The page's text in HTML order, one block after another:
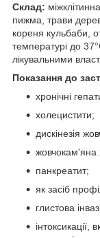
Склад:
пижма, трави
кореня кульбаби,
температурі до
лікувальними
Показання до
хронічні
холецистити;
дискінезія
жовчокам'яна
панкреатит;
як засіб
глистова